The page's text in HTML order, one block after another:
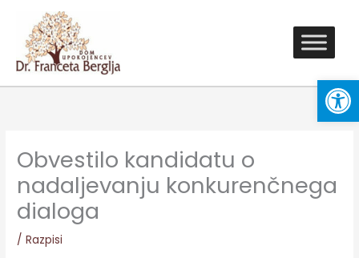
content
Obvestilo kandidatu o
nadaljevanju konkurenčnega
dialoga
/Razpisi